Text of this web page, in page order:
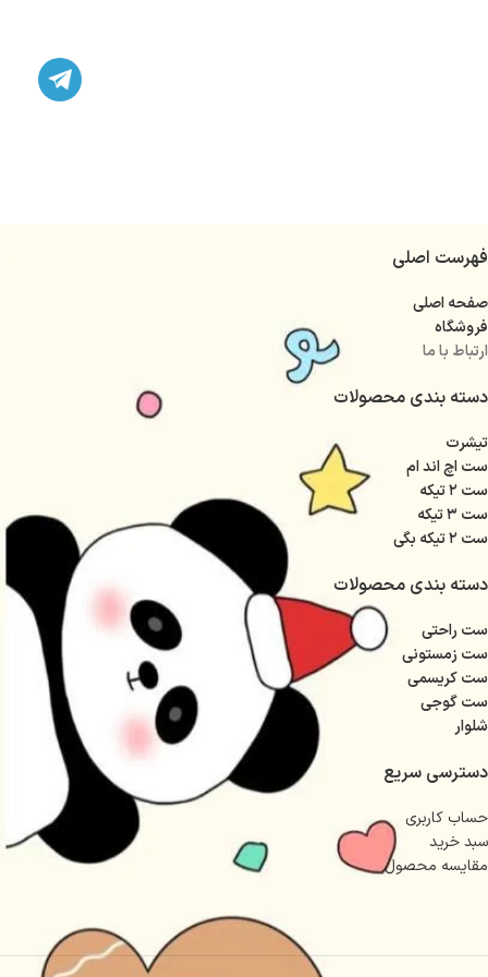
فهرست اصلی
صفحه اصلی
فروشگاه
ارتباط با ما
دسته بندی محصولات
تیشرت
ست اچ اند ام
ست ۲ تیکه
ست ۳ تیکه
ست ۲ تیکه بگی
دسته بندی محصولات
ست راحتی
ست زمستونی
ست کریسمی
ست گوجی
شلوار
دسترسی سریع
حساب کاربری
سبد خرید
مقایسه محصول